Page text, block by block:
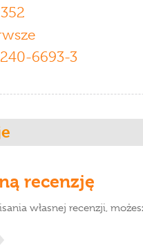
352
6693-3
recenzję
własnej recenzji,